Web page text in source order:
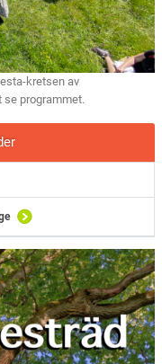
kretsen av
programmet.